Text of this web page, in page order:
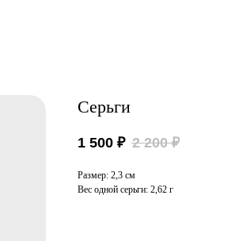
Серьги
1 500 ₽ 2 200 ₽
Размер: 2,3 см
Вес одной серьги: 2,62 г